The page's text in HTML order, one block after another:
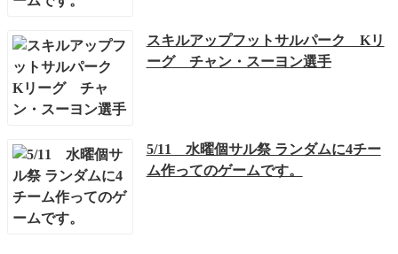
スキルアップフットサルパーク Kリ
ーグ チャン・スーヨン選手
5/11 水曜個サル祭 ランダムに4チー
ム作ってのゲームです。